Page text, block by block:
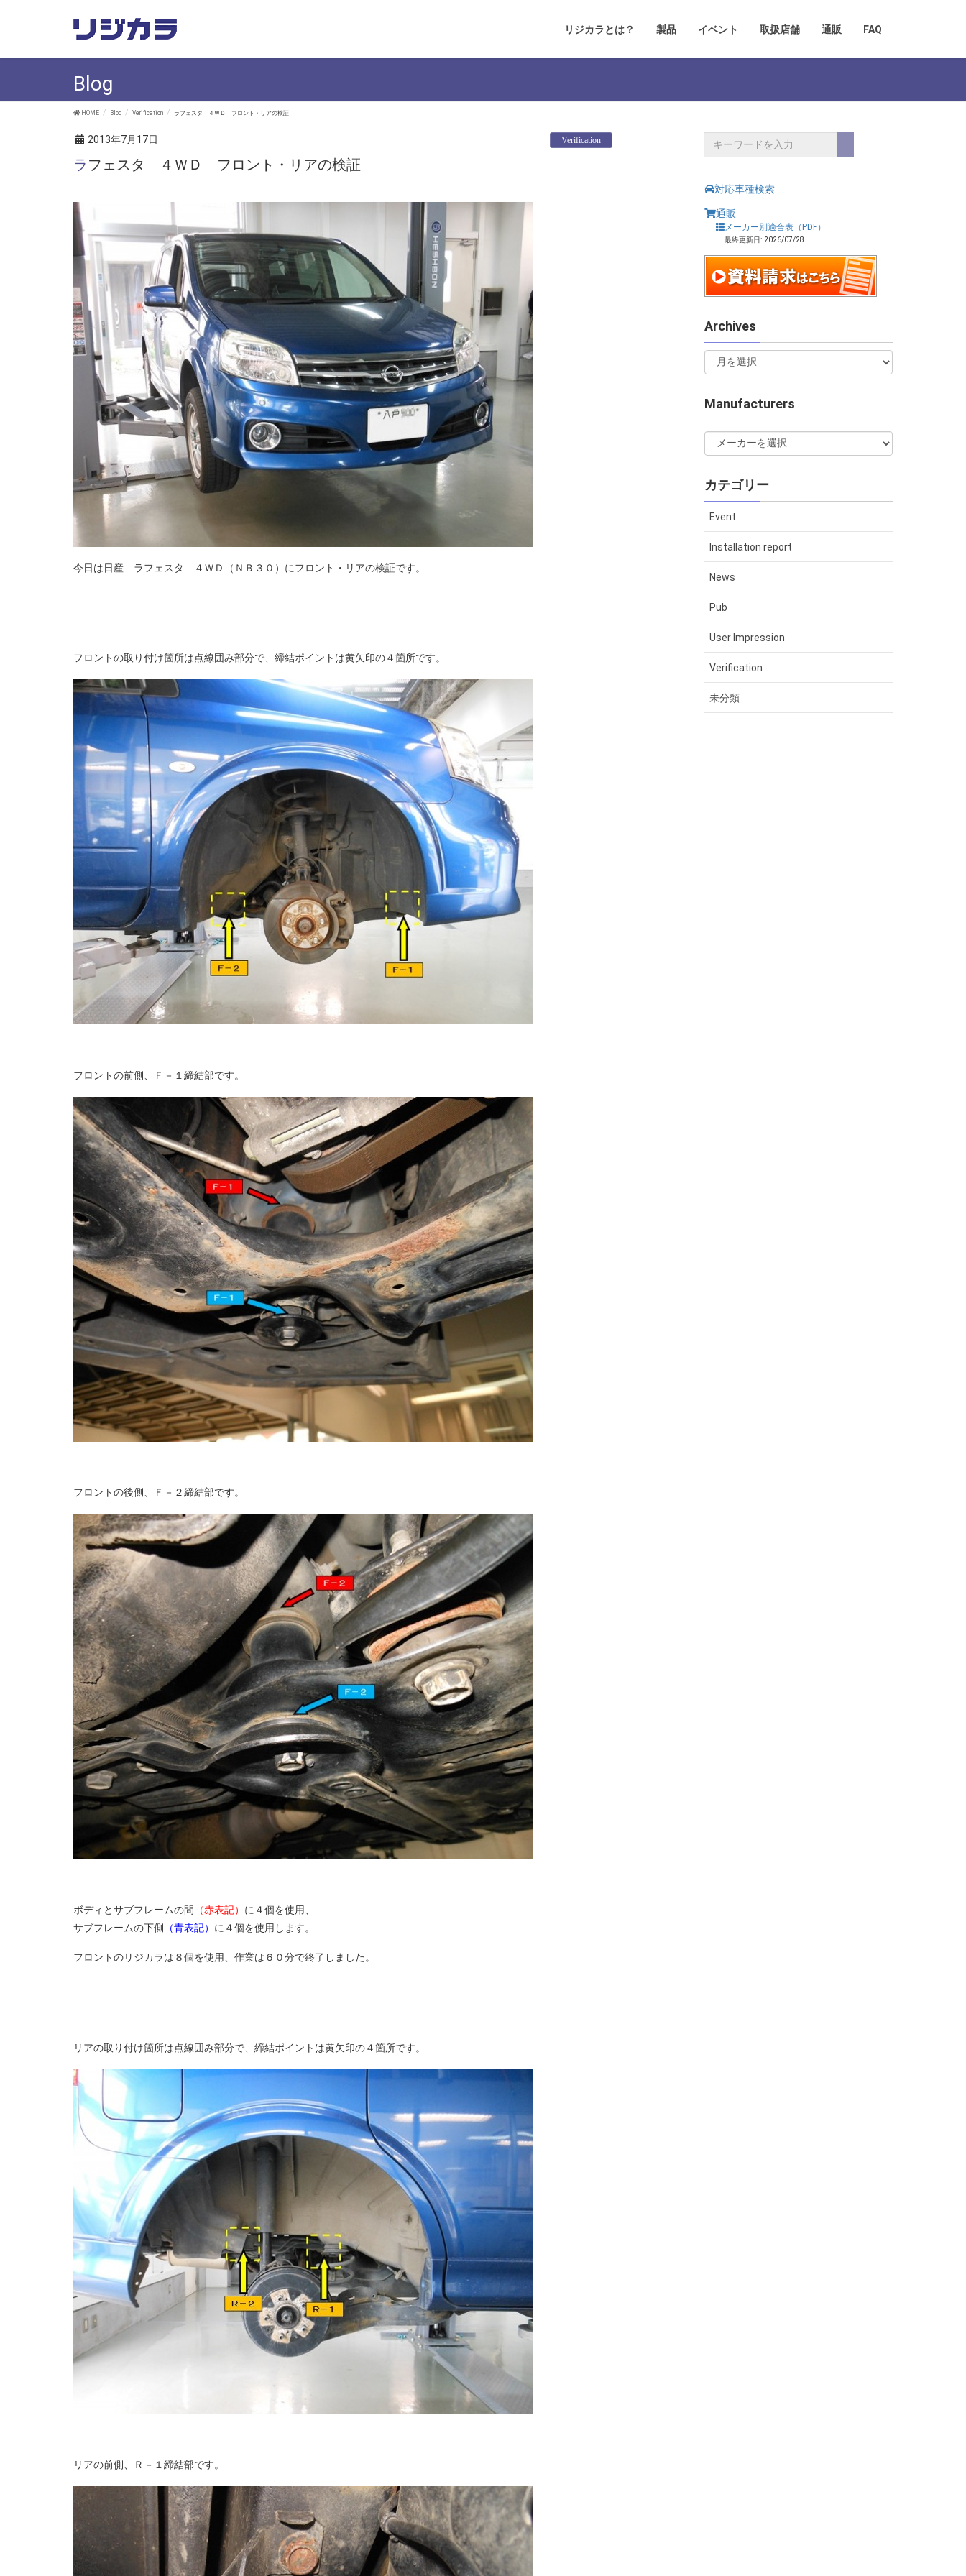
リジカラとは？ 製品 イベント 取扱店舗 通販 FAQ
Blog
HOME Blog Verification ラフェスタ ４ＷＤ フロント・リアの検証
2013年7月17日 Verification
ラフェスタ ４ＷＤ フロント・リアの検証
今日は日産 ラフェスタ ４ＷＤ（ＮＢ３０）にフロント・リアの検証です。
フロントの取り付け箇所は点線囲み部分で、締結ポイントは黄矢印の４箇所です。
フロントの前側、Ｆ－１締結部です。
フロントの後側、Ｆ－２締結部です。
ボディとサブフレームの間 （赤表記） に４個を使用、
サブフレームの下側 （青表記） に４個を使用します。
フロントのリジカラは８個を使用、作業は６０分で終了しました。
リアの取り付け箇所は点線囲み部分で、締結ポイントは黄矢印の４箇所です。
リアの前側、Ｒ－１締結部です。
対応車種検索
通販
メーカー別適合表（PDF）
最終更新日: 2026/07/28
Archives
Manufacturers
カテゴリー
Event
Installation report
News
Pub
User Impression
Verification
未分類